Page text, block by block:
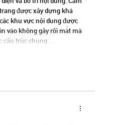
được xây dựng khá
khu vực nội dung được
vào không gây rối mắt mà
cấu trúc chung.…